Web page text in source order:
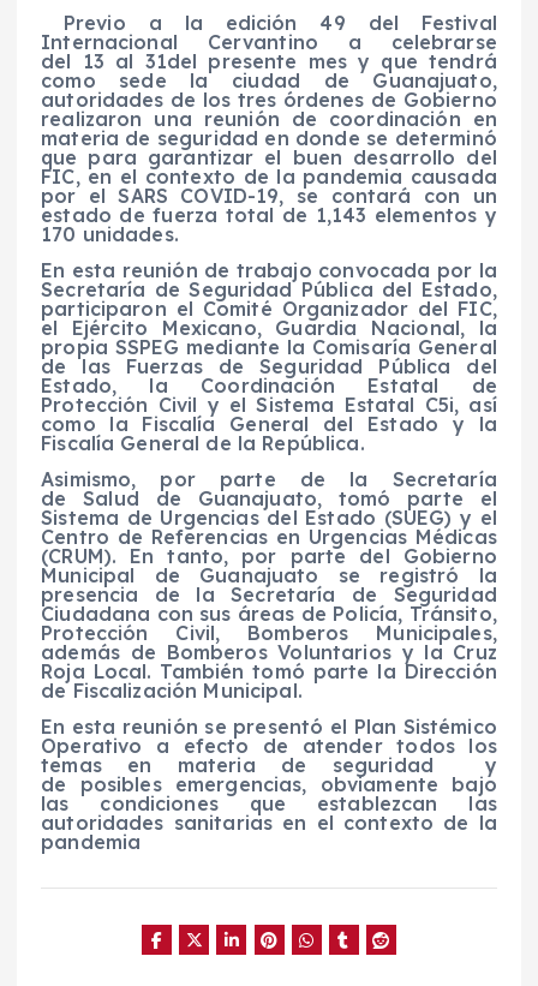
Previo a la edición 49 del Festival
Internacional Cervantino a celebrarse
del 13 al 31del presente mes y que tendrá
como sede la ciudad de Guanajuato,
autoridades de los tres órdenes de Gobierno
realizaron una reunión de coordinación en
materia de seguridad en donde se determinó
que para garantizar el buen desarrollo del
FIC, en el contexto de la pandemia causada
por el SARS COVID-19, se contará con un
estado de fuerza total de 1,143 elementos y
170 unidades.
En esta reunión de trabajo convocada por la
Secretaría de Seguridad Pública del Estado,
participaron el Comité Organizador del FIC,
el Ejército Mexicano, Guardia Nacional, la
propia SSPEG mediante la Comisaría General
de las Fuerzas de Seguridad Pública del
Estado, la Coordinación Estatal de
Protección Civil y el Sistema Estatal C5i, así
como la Fiscalía General del Estado y la
Fiscalía General de la República.
Asimismo, por parte de la Secretaría
de Salud de Guanajuato, tomó parte el
Sistema de Urgencias del Estado (SUEG) y el
Centro de Referencias en Urgencias Médicas
(CRUM). En tanto, por parte del Gobierno
Municipal de Guanajuato se registró la
presencia de la Secretaría de Seguridad
Ciudadana con sus áreas de Policía, Tránsito,
Protección Civil, Bomberos Municipales,
además de Bomberos Voluntarios y la Cruz
Roja Local. También tomó parte la Dirección
de Fiscalización Municipal.
En esta reunión se presentó el Plan Sistémico
Operativo a efecto de atender todos los
temas en materia de seguridad y
de posibles emergencias, obviamente bajo
las condiciones que establezcan las
autoridades sanitarias en el contexto de la
pandemia